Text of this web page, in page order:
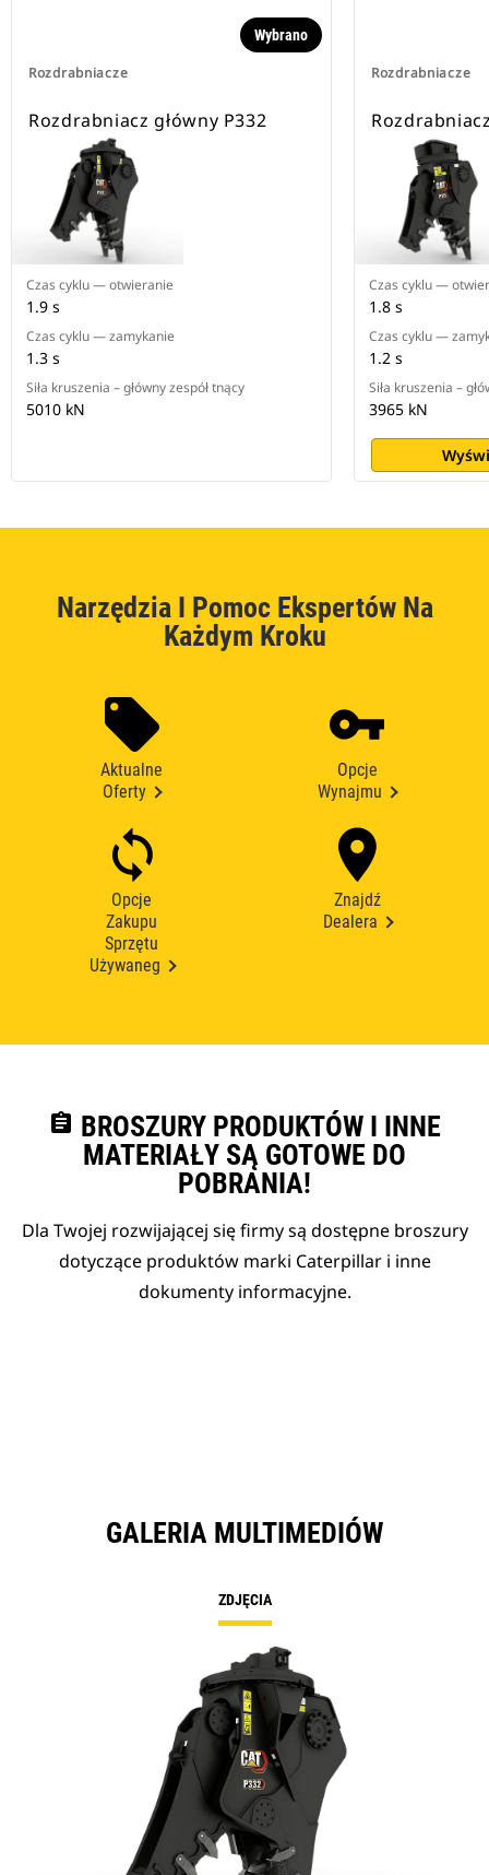
Rozdrabniacze
Wybrano
Rozdrabniacz główny P332
Czas cyklu — otwieranie
1.9 s
Czas cyklu — zamykanie
1.3 s
Siła kruszenia – główny zespół tnący
5010 kN
Rozdrabniacze
Czas cyklu —
1.8 s
Czas cyklu —
1.2 s
Siła kruszenia –
3965 kN
Narzędzia I Pomoc Ekspertów Na
Każdym Kroku
Aktualne
Oferty
Opcje
Wynajmu
Opcje
Zakupu
Sprzętu
Używaneg
Znajdź
Dealera
assignment BROSZURY PRODUKTÓW I INNE
MATERIAŁY SĄ GOTOWE DO
POBRANIA!
Dla Twojej rozwijającej się firmy są dostępne broszury
dotyczące produktów marki Caterpillar i inne
dokumenty informacyjne.
GALERIA MULTIMEDIÓW
ZDJĘCIA